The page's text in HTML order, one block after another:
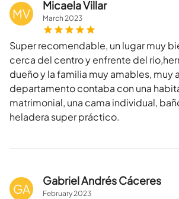
MV
Micaela Villar
March 2023
Super recomendable, un lugar muy
cerca del centro y enfrente del
dueño y la familia muy amables, muy
departamento contaba con una
matrimonial, una cama individual,
heladera super práctico.
GA
Gabriel Andrés Cáceres
February2023